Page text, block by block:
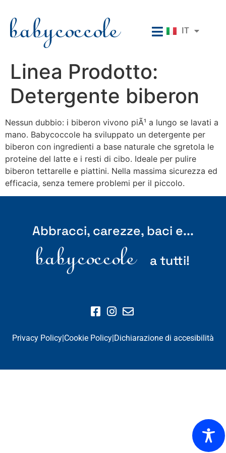
IT
RU
Linea Prodotto:
Detergente biberon
Nessun dubbio: i biberon vivono piÃ¹ a lungo se lavati a
mano. Babycoccole ha sviluppato un detergente per
biberon con ingredienti a base naturale che sgretola le
proteine del latte e i resti di cibo. Ideale per pulire
biberon tettarelle e piattini. Nella massima sicurezza ed
efficacia, senza temere problemi per il piccolo.
Abbracci, carezze, baci e...
a tutti!
Privacy Policy Cookie Policy Dichiarazione di accesibilità